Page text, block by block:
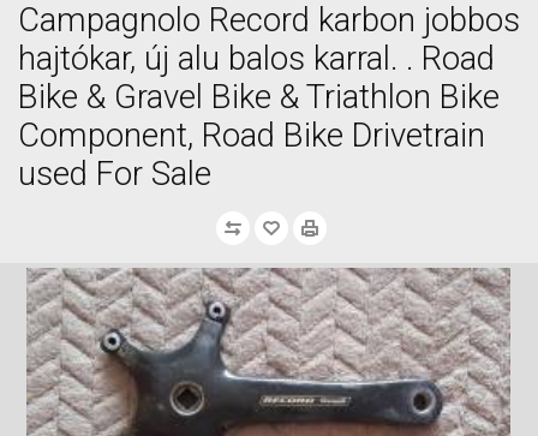
Campagnolo Record karbon jobbos
hajtókar, új alu balos karral. . Road
Bike & Gravel Bike & Triathlon Bike
Component, Road Bike Drivetrain
used For Sale